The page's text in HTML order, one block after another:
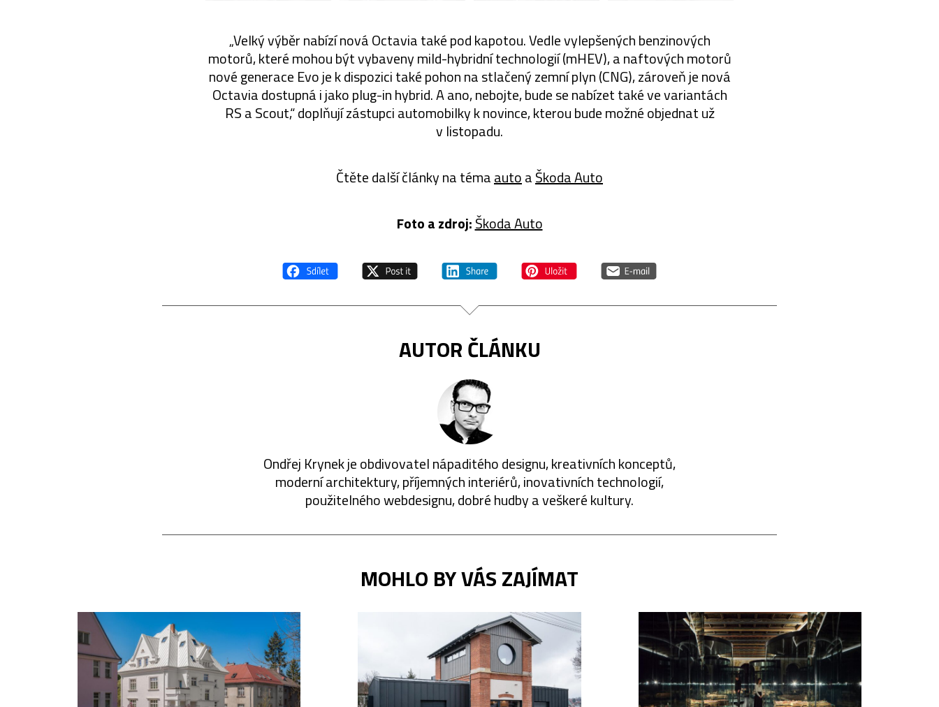
„Velký výběr nabízí nová Octavia také pod kapotou. Vedle vylepšených benzinových
motorů, které mohou být vybaveny mild-hybridní technologií (mHEV), a naftových motorů
nové generace Evo je k dispozici také pohon na stlačený zemní plyn (CNG), zároveň je nová
Octavia dostupná i jako plug-in hybrid. A ano, nebojte, bude se nabízet také ve variantách
RS a Scout,“ doplňují zástupci automobilky k novince, kterou bude možné objednat už
v listopadu.
Čtěte další články na témaautoaŠkoda Auto
Foto a zdroj:Škoda Auto
AUTOR ČLÁNKU
Ondřej Krynek je obdivovatel nápaditého designu, kreativních konceptů,
moderní architektury, příjemných interiérů, inovativních technologií,
použitelného webdesignu, dobré hudby a veškeré kultury.
MOHLO BY VÁS ZAJÍMAT